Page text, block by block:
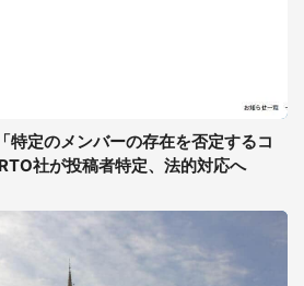
特定のメンバーの存在を否定するコ
社が投稿者特定、法的対応へ